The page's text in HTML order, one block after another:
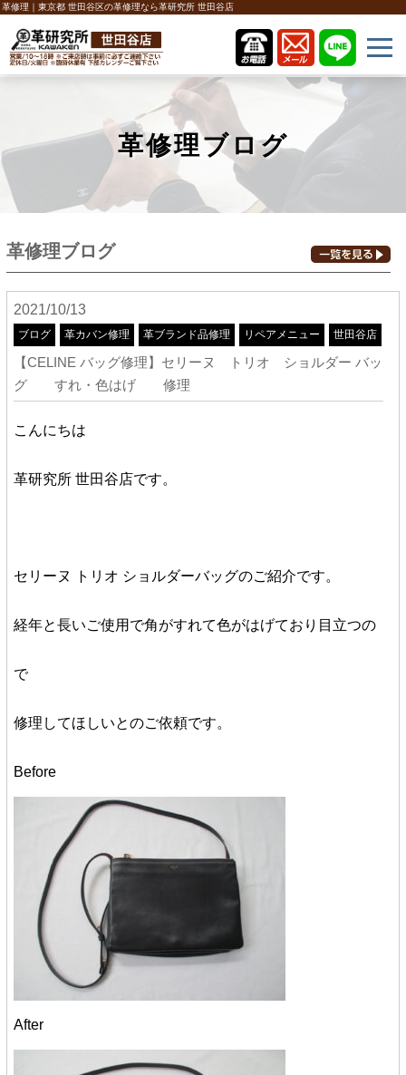
革修理｜東京都 世田谷区の革修理なら革研究所 世田谷店
革修理ブログ
革修理ブログ
2021/10/13
ブログ 革カバン修理 革ブランド品修理 リペアメニュー 世田谷店
【CELINE バッグ修理】セリーヌ トリオ ショルダー バッ
グ すれ・色はげ 修理
こんにちは
革研究所 世田谷店です。
セリーヌ トリオ ショルダーバッグのご紹介です。
経年と長いご使用で角がすれて色がはげており目立つの
で
修理してほしいとのご依頼です。
Before
After